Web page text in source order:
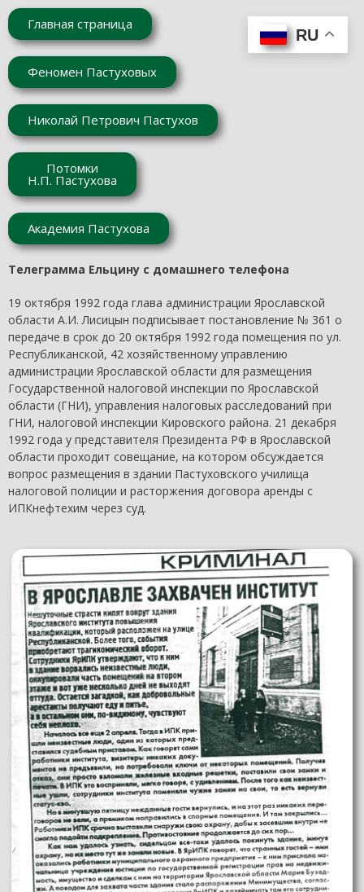
Главная страница
Феномен Пастуховых
Николай Петрович Пастухов
Потомки
Н.П. Пастухова
Академия Пастухова
Телеграмма Ельцину с домашнего телефона
19 октября 1992 года глава администрации Ярославской
области А.И. Лисицын подписывает постановление № 361 о
передаче в срок до 20 октября 1992 года помещения по ул.
Республиканской, 42 хозяйственному управлению
администрации Ярославской области для размещения
Государственной налоговой инспекции по Ярославской
области (ГНИ), управления налоговых расследований при
ГНИ, налоговой инспекции Кировского района. 21 декабря
1992 года у представителя Президента РФ в Ярославской
области проходит совещание, на котором обсуждается
вопрос размещения в здании Пастуховского училища
налоговой полиции и расторжения договора аренды с
ИПКнефтехим через суд.
RU